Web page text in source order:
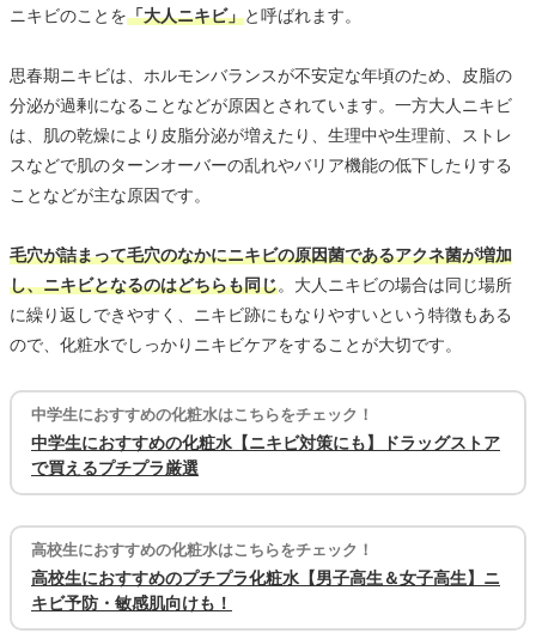
ニキビのことを「大人ニキビ」と呼ばれます。
思春期ニキビは、ホルモンバランスが不安定な年頃のため、皮脂の
分泌が過剰になることなどが原因とされています。一方大人ニキビ
は、肌の乾燥により皮脂分泌が増えたり、生理中や生理前、ストレ
スなどで肌のターンオーバーの乱れやバリア機能の低下したりする
ことなどが主な原因です。
毛穴が詰まって毛穴のなかにニキビの原因菌であるアクネ菌が増加
し、ニキビとなるのはどちらも同じ。大人ニキビの場合は同じ場所
に繰り返しできやすく、ニキビ跡にもなりやすいという特徴もある
ので、化粧水でしっかりニキビケアをすることが大切です。
中学生におすすめの化粧水はこちらをチェック！
中学生におすすめの化粧水【ニキビ対策にも】ドラッグストア
で買えるプチプラ厳選
高校生におすすめの化粧水はこちらをチェック！
高校生におすすめのプチプラ化粧水【男子高生＆女子高生】ニ
キビ予防・敏感肌向けも！